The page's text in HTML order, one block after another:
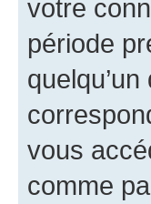
votre
période
vous
comme